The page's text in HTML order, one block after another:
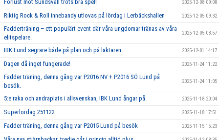
Förlust mot Sundsvall trots bra spel! 2025-12-08 09:08
Riktig Rock & Roll innebandy utlovas på lördag i Lerbäckshallen 2025-12-05 09:32
Fadderträning – ett populärt event där våra ungdomar tränas av våra
elitspelare.
2025-12-05 08:57
IBK Lund segrare både på plan och på läktaren. 2025-12-01 14:17
Dagen då inget fungerade! 2025-11-24 11:22
Fadder träning, denna gång var P2016 NV + P2016 SÖ Lund på
besök.
2025-11-24 11:05
5:e raka och andraplats i allsvenskan, IBK Lund ångar på. 2025-11-18 20:04
Superlördag 251122 2025-11-18 17:51
Fadder träning, denna gång var P2015 Lund på besök 2025-11-15 15:23